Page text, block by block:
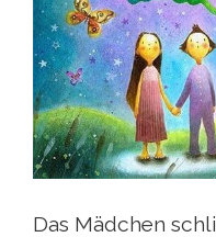
Das Mädchen